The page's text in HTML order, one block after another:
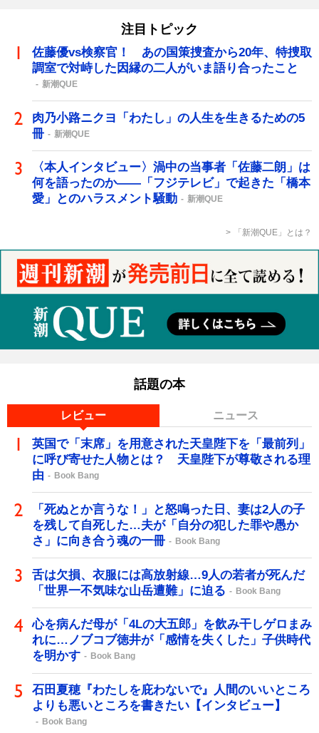
注目トピック
佐藤優vs検察官！ あの国策捜査から20年、特捜取
調室で対峙した因縁の二人がいま語り合ったこと
新潮QUE
肉乃小路ニクヨ「わたし」の人生を生きるための5
冊
新潮QUE
〈本人インタビュー〉渦中の当事者「佐藤二朗」は
何を語ったのか――「フジテレビ」で起きた「橋本
愛」とのハラスメント騒動
新潮QUE
「新潮QUE」とは？
話題の本
レビュー ニュース
英国で「末席」を用意された天皇陛下を「最前列」
に呼び寄せた人物とは？ 天皇陛下が尊敬される理
由
Book Bang
「死ぬとか言うな！」と怒鳴った日、妻は2人の子
を残して自死した…夫が「自分の犯した罪や愚か
さ」に向き合う魂の一冊
Book Bang
舌は欠損、衣服には高放射線…9人の若者が死んだ
「世界一不気味な山岳遭難」に迫る
Book Bang
心を病んだ母が「4Lの大五郎」を飲み干しゲロまみ
れに…ノブコブ徳井が「感情を失くした」子供時代
を明かす
Book Bang
石田夏穂『わたしを庇わないで』人間のいいところ
よりも悪いところを書きたい【インタビュー】
Book Bang